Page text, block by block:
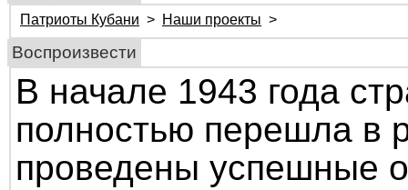
Патриоты Кубани > Наши проекты >
Воспроизвести
В начале 1943 года
полностью перешла в
проведены успешные